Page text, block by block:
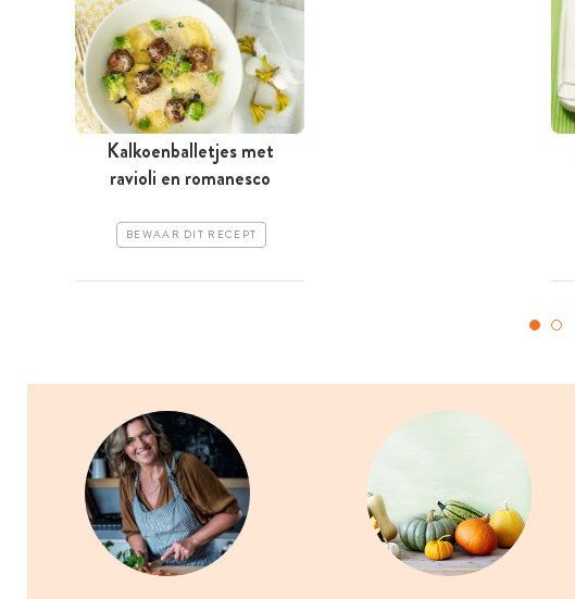
Kalkoenballetjes met
ravioli en romanesco
BEWAAR DIT RECEPT